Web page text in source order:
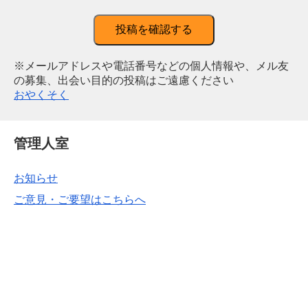
投稿を確認する
※メールアドレスや電話番号などの個人情報や、メル友
の募集、出会い目的の投稿はご遠慮ください
おやくそく
管理人室
お知らせ
ご意見・ご要望はこちらへ